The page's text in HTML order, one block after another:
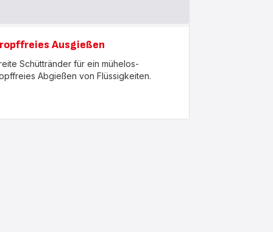
Ausgießen
Schüttränder für ein mühelos-
Abgießen von Flüssigkeiten.